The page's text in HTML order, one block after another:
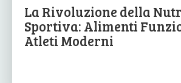
La Rivoluzione della
Sportiva: Alimenti
Atleti Moderni